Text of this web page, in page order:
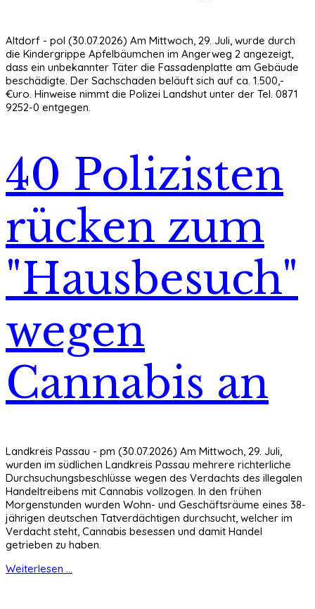
Altdorf - pol (30.07.2026) Am Mittwoch, 29. Juli, wurde durch
die Kindergrippe Apfelbäumchen im Angerweg 2 angezeigt,
dass ein unbekannter Täter die Fassadenplatte am Gebäude
beschädigte. Der Sachschaden beläuft sich auf ca. 1.500,-
€uro. Hinweise nimmt die Polizei Landshut unter der Tel. 0871
9252-0 entgegen.
40 Polizisten
rücken zum
"Hausbesuch"
wegen
Cannabis an
Landkreis Passau - pm (30.07.2026) Am Mittwoch, 29. Juli,
wurden im südlichen Landkreis Passau mehrere richterliche
Durchsuchungsbeschlüsse wegen des Verdachts des illegalen
Handeltreibens mit Cannabis vollzogen. In den frühen
Morgenstunden wurden Wohn- und Geschäftsräume eines 38-
jährigen deutschen Tatverdächtigen durchsucht, welcher im
Verdacht steht, Cannabis besessen und damit Handel
getrieben zu haben.
Weiterlesen ...